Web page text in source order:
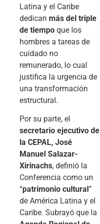
Latina y el Caribe
dedican más del triple
de tiempo que los
hombres a tareas de
cuidado no
remunerado, lo cual
justifica la urgencia de
una transformación
estructural.
Por su parte, el
secretario ejecutivo de
la CEPAL, José
Manuel Salazar-
Xirinachs, definió la
Conferencia como un
“patrimonio cultural”
de América Latina y el
Caribe. Subrayó que la